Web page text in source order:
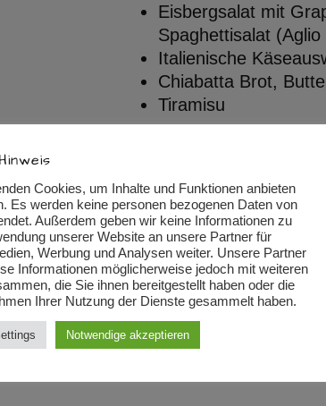
Eisbergsalat mit
Spaghettisalat (Aglio
Italienische
Chiabatta Brot,
Tiramisu
Cookies, um Inhalte und Funktionen anbieten
Es werden keine personen bezogenen Daten von
Außerdem geben wir keine Informationen zu
unserer Website an unsere Partner für
Werbung und Analysen weiter. Unsere Partner
Informationen möglicherweise jedoch mit weiteren
die Sie ihnen bereitgestellt haben oder die
Ihrer Nutzung der Dienste gesammelt haben.
Notwendige akzeptieren